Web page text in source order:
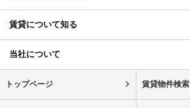
賃貸について知る
当社について
トップページ 賃貸物件検索